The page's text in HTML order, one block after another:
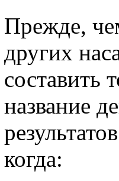
Прежде,
других
составить
название
когда: